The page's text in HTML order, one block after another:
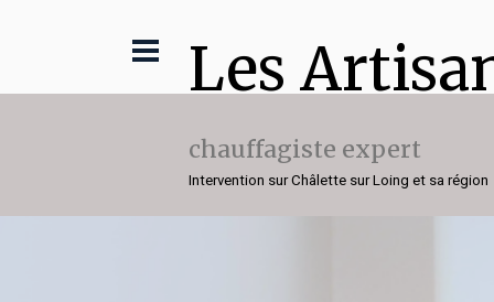
Les
chauffagiste expert
Intervention sur Châlette sur Loing et sa région